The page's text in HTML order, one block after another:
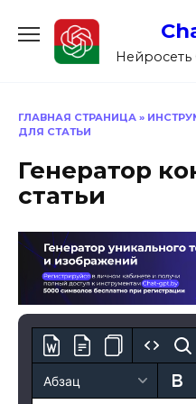
содержанию
Нейросеть
ГЛАВНАЯ СТРАНИЦА »
ДЛЯ СТАТЬИ
Генератор
статьи
Абзац